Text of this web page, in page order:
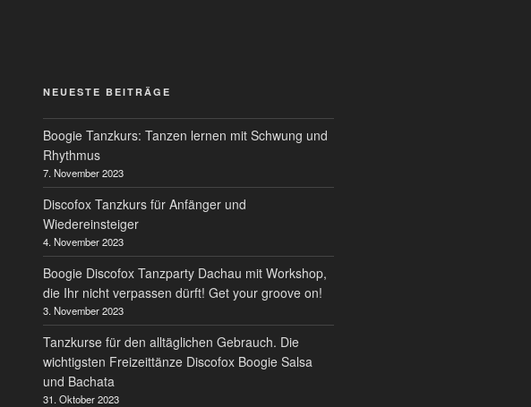
NEUESTE BEITRÄGE
Boogie Tanzkurs: Tanzen lernen mit Schwung und
Rhythmus
7. November 2023
Discofox Tanzkurs für Anfänger und
Wiedereinsteiger
4. November 2023
Boogie Discofox Tanzparty Dachau mit Workshop,
die Ihr nicht verpassen dürft! Get your groove on!
3. November 2023
Tanzkurse für den alltäglichen Gebrauch. Die
wichtigsten Freizeittänze Discofox Boogie Salsa
und Bachata
31. Oktober 2023